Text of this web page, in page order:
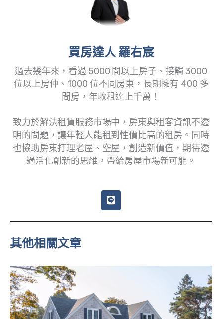
買房達人 羅右宸
過去幾年來，看過 5000 間以上房子、接觸 3000
位以上房仲、1000 位不同房東，長期擁有 400 多
間房，年收租達上千萬！
致力於解決租賃服務市場中，房東與租客資訊不透
明的問題，讓年輕人能租到性價比高的租房。同時
也協助房東打理老屋、空屋，創造新價值，期待透
過活化創新的思維，帶給房屋市場新可能。
L
i
e
其他相關文章